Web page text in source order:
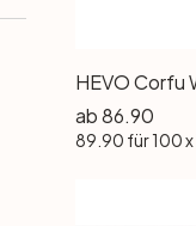
HEVO Corfu
ab86.90
89.90 für 100